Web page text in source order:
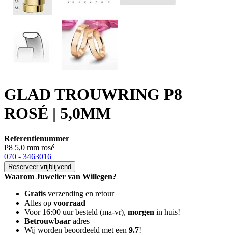
GLAD TROUWRING P8
ROSÉ | 5,0MM
Referentienummer
P8 5,0 mm rosé
070 - 3463016
Reserveer vrijblijvend
Waarom Juwelier van Willegen?
Gratis verzending en retour
Alles op voorraad
Voor 16:00 uur besteld (ma-vr), morgen in huis!
Betrouwbaar adres
Wij worden beoordeeld met een 9.7!